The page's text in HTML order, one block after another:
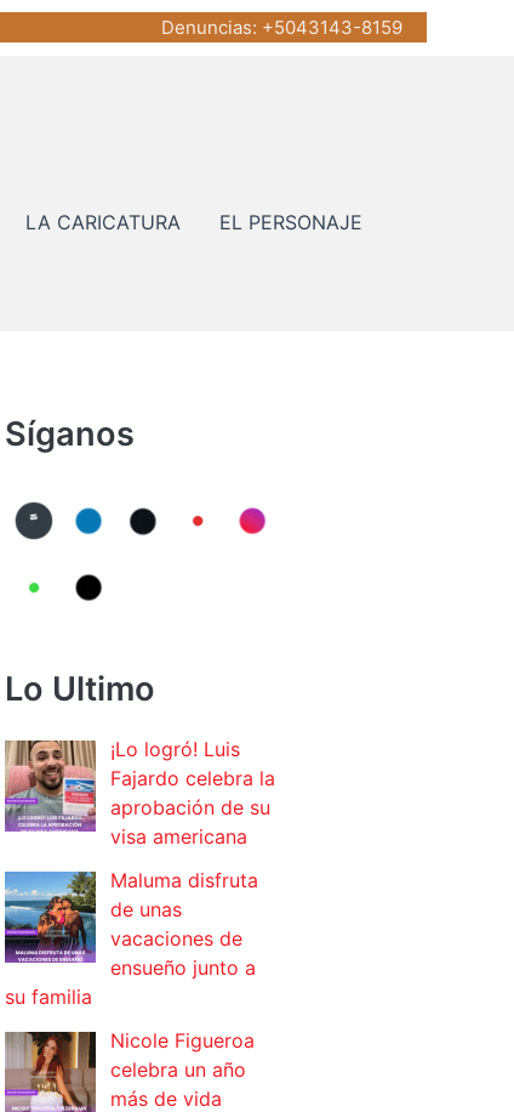
Denuncias: +5043143-8159
LA CARICATURA EL PERSONAJE
Síganos
Lo Ultimo
¡Lo logró! Luis
Fajardo celebra la
aprobación de su
visa americana
Maluma disfruta
de unas
vacaciones de
ensueño junto a
su familia
Nicole Figueroa
celebra un año
más de vida